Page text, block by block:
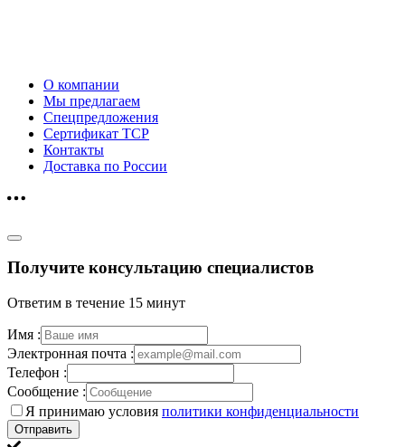
О компании
Мы предлагаем
Спецпредложения
Сертификат ТСР
Контакты
Доставка по России
Получите консультацию специалистов
Ответим в течение 15 минут
Имя :
Электронная почта :
Телефон :
Сообщение :
Я принимаю условия политики конфиденциальности
Отправить